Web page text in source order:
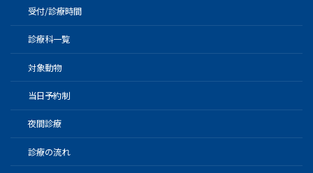
受付/診療時間
診療科一覧
対象動物
当日予約制
夜間診療
診療の流れ